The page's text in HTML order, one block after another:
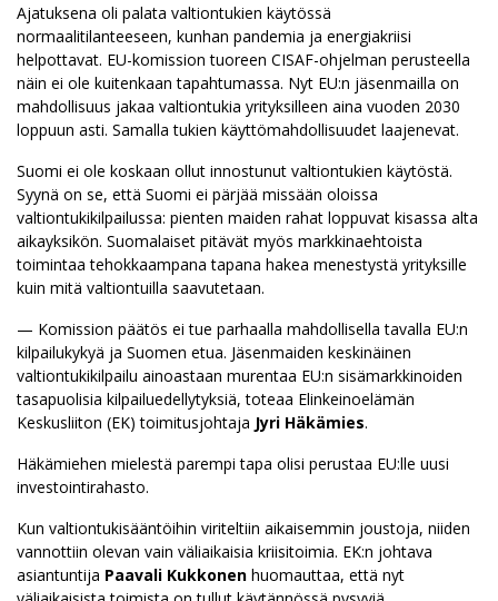
Ajatuksena oli palata valtiontukien käytössä
normaalitilanteeseen, kunhan pandemia ja energiakriisi
helpottavat. EU-komission tuoreen CISAF-ohjelman perusteella
näin ei ole kuitenkaan tapahtumassa. Nyt EU:n jäsenmailla on
mahdollisuus jakaa valtiontukia yrityksilleen aina vuoden 2030
loppuun asti. Samalla tukien käyttömahdollisuudet laajenevat.
Suomi ei ole koskaan ollut innostunut valtiontukien käytöstä.
Syynä on se, että Suomi ei pärjää missään oloissa
valtiontukikilpailussa: pienten maiden rahat loppuvat kisassa alta
aikayksikön. Suomalaiset pitävät myös markkinaehtoista
toimintaa tehokkaampana tapana hakea menestystä yrityksille
kuin mitä valtiontuilla saavutetaan.
— Komission päätös ei tue parhaalla mahdollisella tavalla EU:n
kilpailukykyä ja Suomen etua. Jäsenmaiden keskinäinen
valtiontukikilpailu ainoastaan murentaa EU:n sisämarkkinoiden
tasapuolisia kilpailuedellytyksiä, toteaa Elinkeinoelämän
Keskusliiton (EK) toimitusjohtaja Jyri Häkämies.
Häkämiehen mielestä parempi tapa olisi perustaa EU:lle uusi
investointirahasto.
Kun valtiontukisääntöihin viriteltiin aikaisemmin joustoja, niiden
vannottiin olevan vain väliaikaisia kriisitoimia. EK:n johtava
asiantuntija Paavali Kukkonen huomauttaa, että nyt